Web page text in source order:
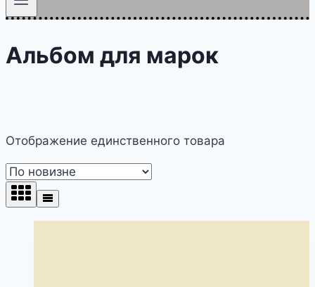
Альбом для марок
Отображение единственного товара